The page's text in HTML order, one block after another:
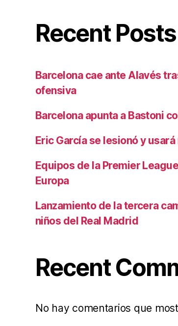
Recent Posts
Barcelona cae ante Alavés
ofensiva
Barcelona apunta a Bastoni
Eric García se lesionó y
Equipos de la Premier
Europa
Lanzamiento de la tercera
niños del Real Madrid
Recent
No hay comentarios que